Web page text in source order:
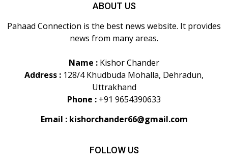
ABOUT US
Pahaad Connection is the best news website. It provides
news from many areas.
Name : Kishor Chander
Address : 128/4 Khudbuda Mohalla, Dehradun,
Uttrakhand
Phone : +91 9654390633
Email : kishorchander66@gmail.com
FOLLOW US